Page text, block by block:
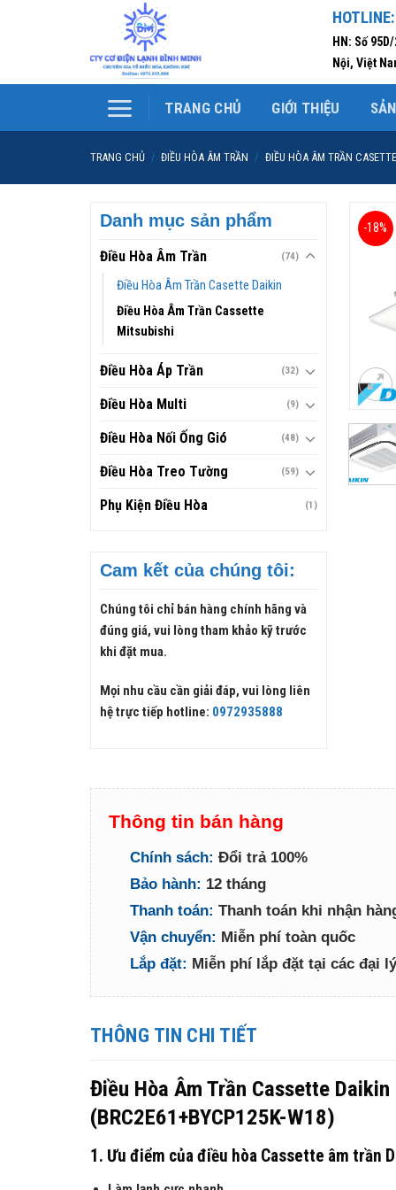
HN: Số
Nội, Việt
TRANG CHỦ GIỚI THIỆU
TRANG CHỦ / ĐIỀU HÒA ÂM TRẦN / ĐIỀU HÒA ÂM TRẦN
-18%
Danh mục sản phẩm
Điều Hòa Âm Trần (74)
Điều Hòa Âm Trần Casette Daikin
Điều Hòa Âm Trần Cassette
Mitsubishi
Điều Hòa Áp Trần (32)
Điều Hòa Multi (9)
Điều Hòa Nối Ống Gió (48)
Điều Hòa Treo Tường (59)
Phụ Kiện Điều Hòa (1)
Cam kết của chúng tôi:
Chúng tôi chỉ bán hàng chính hãng và
đúng giá, vui lòng tham khảo kỹ trước
khi đặt mua.
Mọi nhu cầu cần giải đáp, vui lòng liên
hệ trực tiếp hotline: 0972935888
Thông tin bán hàng
Chính sách: Đổi trả 100%
Bảo hành: 12 tháng
Thanh toán: Thanh toán khi nhận
Vận chuyển: Miễn phí toàn quốc
Lắp đặt: Miễn phí lắp đặt tại các đại
THÔNG TIN CHI TIẾT
Điều Hòa Âm Trần Cassette
(BRC2E61+BYCP125K-W18)
1. Ưu điểm của điều hòa Cassette âm trần